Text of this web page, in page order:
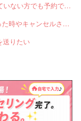
Q-2552 LINE対応Web予約はLINEを使っていない方でも予約できますか？
Q-2551 LINE対応Web予約から予約が入った時やキャンセルされた時、サロンやお客様へは通知されますか？
送りたい